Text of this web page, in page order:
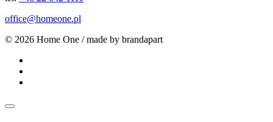
office@homeone.pl
© 2026 Home One / made by brandapart